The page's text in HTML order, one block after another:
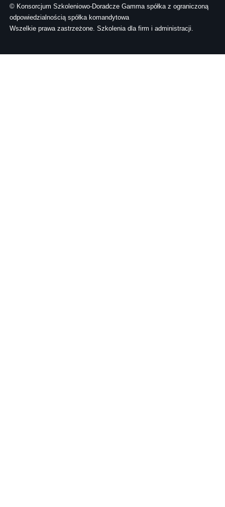
© Konsorcjum Szkoleniowo-Doradcze Gamma spółka z ograniczoną
odpowiedzialnością spółka komandytowa
Wszelkie prawa zastrzeżone. Szkolenia dla firm i administracji.